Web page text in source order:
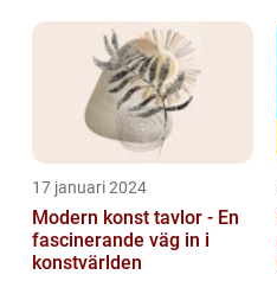
17 januari 2024
Modern konst tavlor - En
fascinerande väg in i
konstvärlden